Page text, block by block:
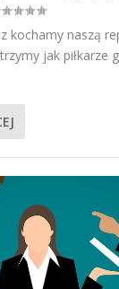
kochamy naszą
jak piłkarze